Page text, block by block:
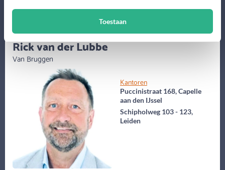
Toestaan
Kantoren
Puccinistraat 168, Capelle
aan den IJssel
Schipholweg 103 - 123,
Leiden
(62 jaar)
Rick van der Lubbe
Van Bruggen